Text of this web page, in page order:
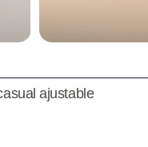
ajustable